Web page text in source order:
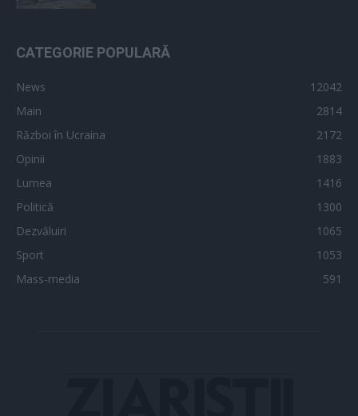
CATEGORIE POPULARĂ
News
12042
Main
2814
Război în Ucraina
2172
Opinii
1883
Lumea
1416
Politică
1300
Dezvăluiri
1065
Sport
1053
Mass-media
591